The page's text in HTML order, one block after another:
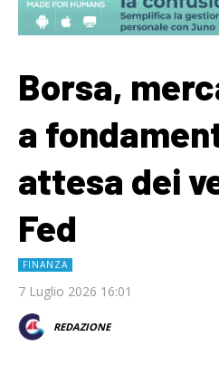
Borsa,
a
attesa dei
Fed
FINANZA
7 Luglio 2026 16:01
REDAZIONE